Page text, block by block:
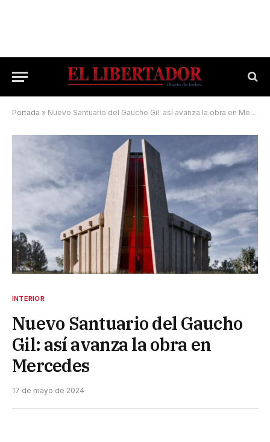
Portada » Nuevo Santuario del Gaucho Gil: así avanza la obra en Mercedes
INTERIOR
Nuevo Santuario del Gaucho
Gil: así avanza la obra en
Mercedes
17 de mayo de 2024